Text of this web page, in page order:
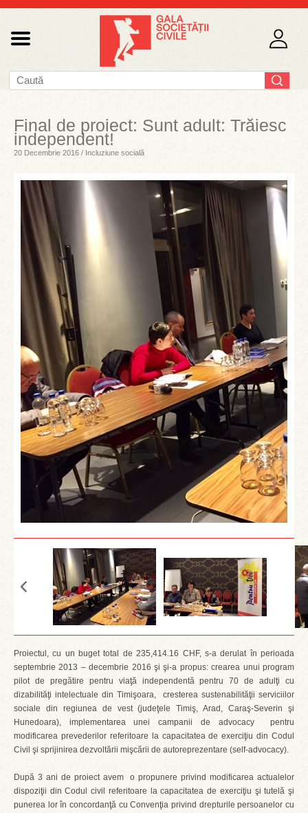
Final de proiect: Sunt adult: Trăiesc
independent!
20 Decembrie 2016 / Incluziune socială
Proiectul, cu un buget total de 235,414.16 CHF, s-a derulat în perioada
septembrie 2013 – decembrie 2016 şi şi-a propus: crearea unui program
pilot de pregătire pentru viaţă independentă pentru 70 de adulţi cu
dizabilităţi intelectuale din Timişoara, cresterea sustenabilităţii serviciilor
sociale din regiunea de vest (judeţele Timiş, Arad, Caraş-Severin şi
Hunedoara), implementarea unei campanii de advocacy pentru
modificarea prevederilor referitoare la capacitatea de exerciţiu din Codul
Civil şi sprijinirea dezvoltării mişcării de autoreprezentare (self-advocacy).
După 3 ani de proiect avem o propunere privind modificarea actualelor
dispoziţii din Codul civil referitoare la capacitatea de exerciţiu şi tutelă şi
punerea lor în concordanţă cu Convenţia privind drepturile persoanelor cu